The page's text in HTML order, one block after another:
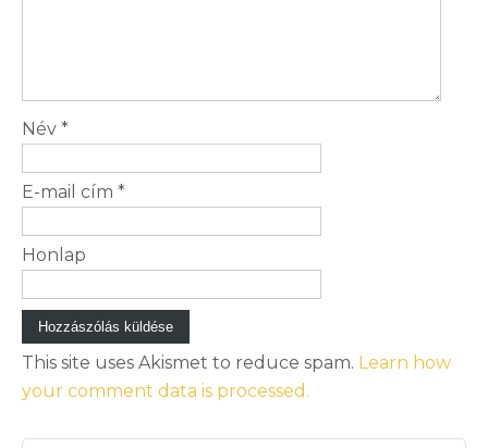
Név *
E-mail cím *
Honlap
This site uses Akismet to reduce spam. Learn how
your comment data is processed.